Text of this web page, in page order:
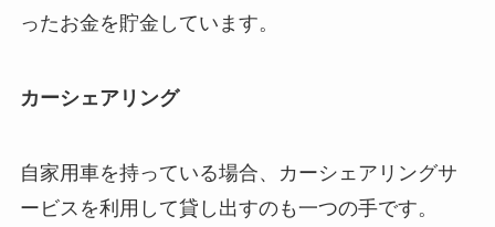
ったお金を貯金しています。
カーシェアリング
自家用車を持っている場合、カーシェアリングサ
ービスを利用して貸し出すのも一つの手です。